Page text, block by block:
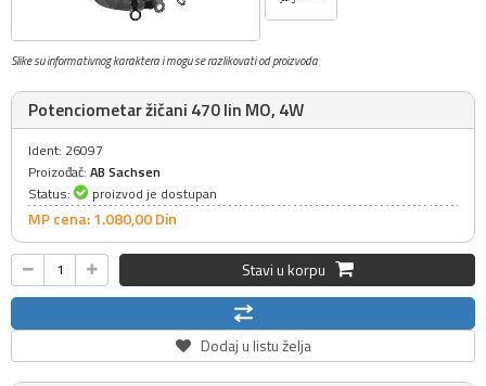
Slike su informativnog karaktera i mogu se razlikovati od proizvoda
Potenciometar žičani 470 lin MO, 4W
Ident: 26097
Proizođač: AB Sachsen
Status:
proizvod je dostupan
MP cena: 1.080,00Din
Stavi u korpu
Dodaj u listu želja